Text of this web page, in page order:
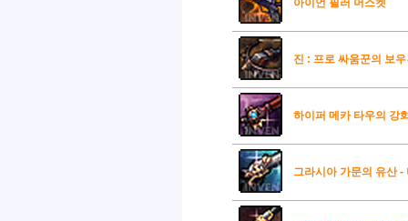
아이언 필러 머스켓
진 : 프로 싸움꾼의 보
하이퍼 메카 타우의 강
그라시아 가문의 유산 -